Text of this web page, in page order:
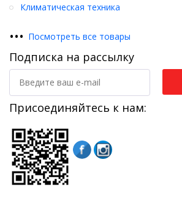
Климатическая техника
••• Посмотреть все товары
Подписка на рассылку
Присоединяйтесь к нам: